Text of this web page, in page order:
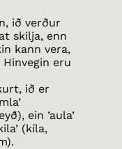
ið verður
skilja, enn
kann vera,
eru
ið er
ein ’aula’
(kíla,